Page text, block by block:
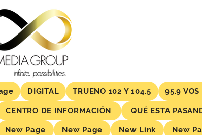
DIGITAL TRUENO 102 Y 104.5 95.9 VOS
CENTRO DE INFORMACIÓN QUÉ ESTA
New Page New Page New Link New